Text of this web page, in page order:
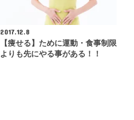
2017.12.8
【痩せる】ために運動・食事制限
よりも先にやる事がある！！